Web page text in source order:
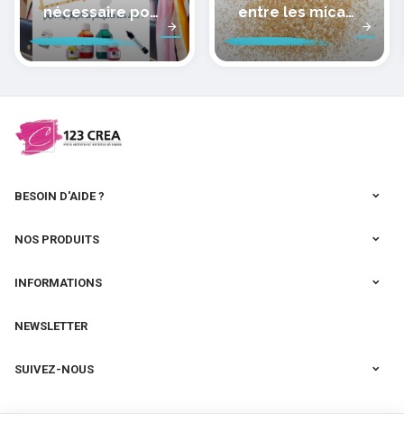
nécessaire pour
peindre la soie
entre les micas
des pâtes
polymères
BESOIN D'AIDE ?
NOS PRODUITS
INFORMATIONS
NEWSLETTER
SUIVEZ-NOUS